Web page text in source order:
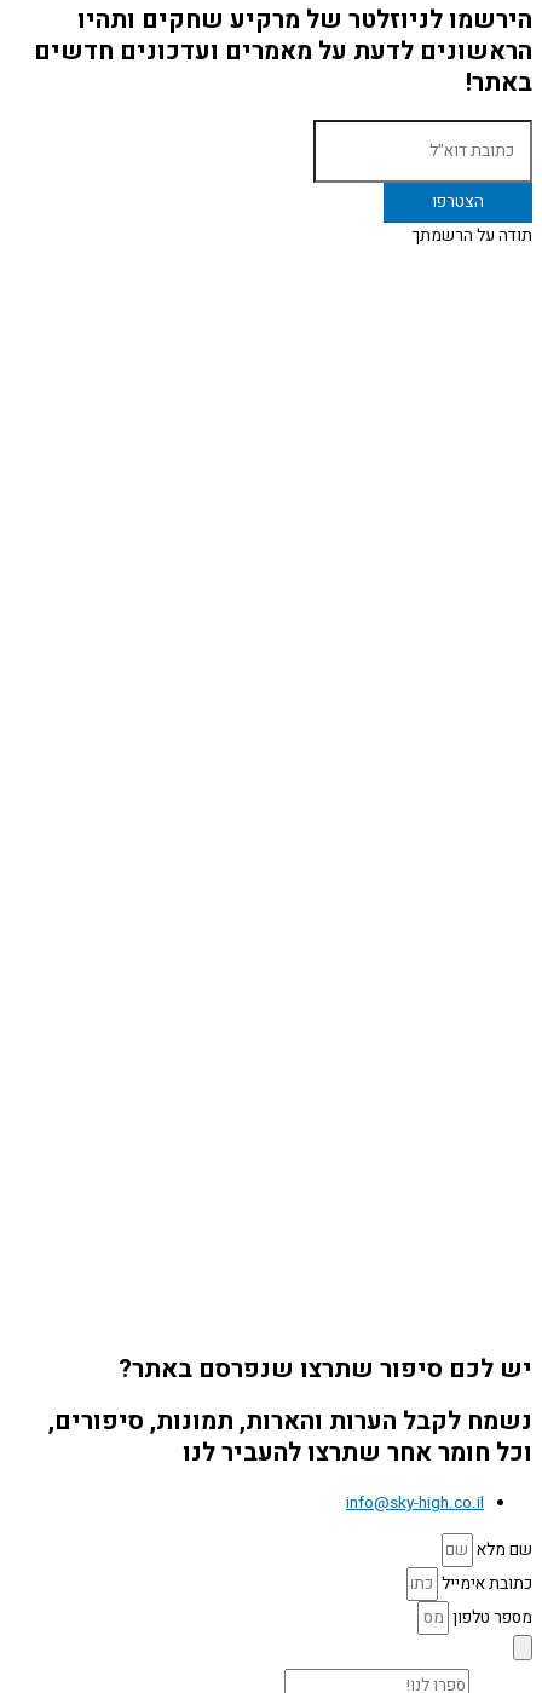
הירשמו לניוזלטר של מרקיע שחקים ותהיו
הראשונים לדעת על מאמרים ועדכונים חדשים
באתר!
תודה על הרשמתך
יש לכם סיפור שתרצו שנפרסם באתר?
נשמח לקבל הערות והארות, תמונות, סיפורים,
וכל חומר אחר שתרצו להעביר לנו
info@sky-high.co.il
שם מלא
כתובת אימייל
מספר טלפון